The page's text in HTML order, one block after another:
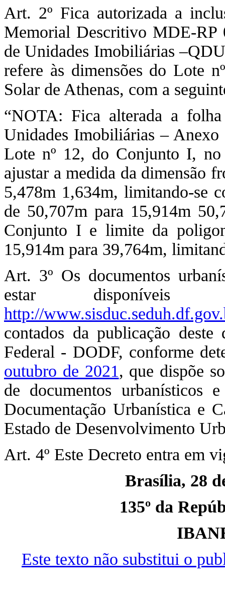
Art. 2º Fica autorizada a
Memorial Descritivo MDE-RP
de Unidades Imobiliárias
refere às dimensões do Lote
Solar de Athenas, com a
“NOTA: Fica alterada a
Unidades Imobiliárias –
Lote nº 12, do Conjunto I, no
ajustar a medida da dimensão
5,478m 1,634m, limitando-se
de 50,707m para 15,914m
Conjunto I e limite da
15,914m para 39,764m,
Art. 3º Os documentos
estar disponíveis
http://
contados da publicação
Federal - DODF, conforme
outubro de 2021, que dispõe
de documentos urbanísticos
Documentação Urbanística e
Estado de Desenvolvimento
Art. 4º Este Decreto entra em
Brasília, 28
135º da
Este texto não substitui o